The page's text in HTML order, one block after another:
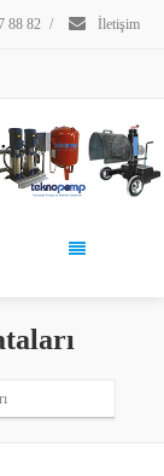
88 82 / İletişim